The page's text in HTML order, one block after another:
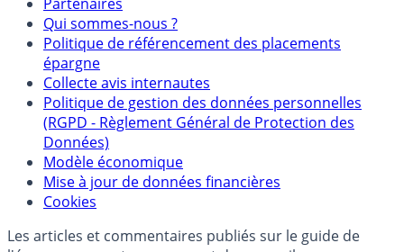
Mentions légales et Conditions d’utilisation
Partenaires
Qui sommes-nous ?
Politique de référencement des placements
épargne
Collecte avis internautes
Politique de gestion des données personnelles
(RGPD - Règlement Général de Protection des
Données)
Modèle économique
Mise à jour de données financières
Cookies